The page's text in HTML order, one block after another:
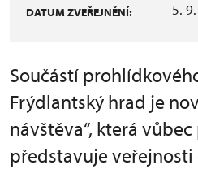
DATUM ZVEŘEJNĚNÍ: 5.
Součástí
Frýdlantský hrad je
návštěva“, která
představuje